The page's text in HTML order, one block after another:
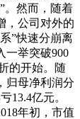
。然而，随着
，公司对外的
”快速分崩离
一举突破900
的开始。随
归母净利润分
13.4亿元。
年初，市值